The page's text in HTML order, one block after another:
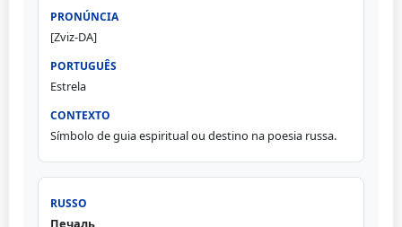
[Zviz-DA]
Estrela
Símbolo de guia espiritual ou destino na poesia russa.
Печаль